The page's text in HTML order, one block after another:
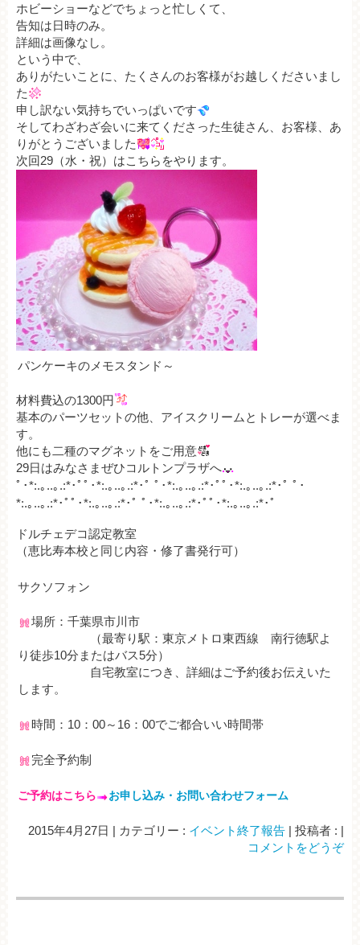
ホビーショーなどでちょっと忙しくて、
告知は日時のみ。
詳細は画像なし。
という中で、
ありがたいことに、たくさんのお客様がお越しくださいまし
た
申し訳ない気持ちでいっぱいです
そしてわざわざ会いに来てくださった生徒さん、お客様、あ
りがとうございました
次回29（水・祝）はこちらをやります。
パンケーキのメモスタンド～
材料費込の1300円
基本のパーツセットの他、アイスクリームとトレーが選べま
す。
他にも二種のマグネットをご用意
29日はみなさまぜひコルトンプラザへ
ﾟ･*:.｡..｡.:*･ﾟﾟ･*:.｡..｡.:*･ﾟ ﾟ･*:.｡..｡.:*･ﾟﾟ･*:.｡..｡.:*･ﾟ ﾟ･
*:.｡..｡.:*･ﾟﾟ･*:.｡..｡.:*･ﾟ ﾟ･*:.｡..｡.:*･ﾟﾟ･*:.｡..｡.:*･ﾟ
ドルチェデコ認定教室
（恵比寿本校と同じ内容・修了書発行可）
サクソフォン
場所：千葉県市川市
（最寄り駅：東京メトロ東西線 南行徳駅よ
り徒歩10分またはバス5分）
自宅教室につき、詳細はご予約後お伝えいた
します。
時間：10：00～16：00でご都合いい時間帯
完全予約制
ご予約はこちら お申し込み・お問い合わせフォーム
2015年4月27日 | カテゴリー : イベント終了報告 | 投稿者 : |
コメントをどうぞ